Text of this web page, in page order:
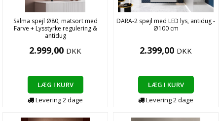
Salma spejl Ø80, matsort med
Farve + Lysstyrke regulering &
antidug
2.999,00 DKK
LÆG I KURV
Levering2dage
DARA-2 spejl med LED lys, antidug -
Ø100 cm
2.399,00 DKK
LÆG I KURV
Levering2dage